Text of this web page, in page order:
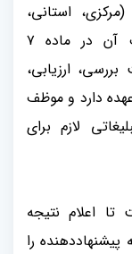
استانی،
آن در ماده ۷
ارزیابی،
دارد و موظف
لازم برای
تا اعلام نتیجه
را